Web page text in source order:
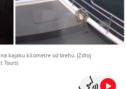
kajaku kilometre od brehu. (Zdroj:
Tours)